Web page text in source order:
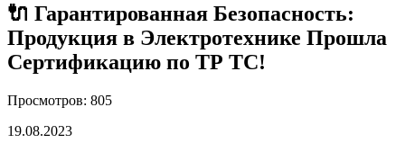
🔌 Гарантированная Безопасность:
Продукция в Электротехнике Прошла
Сертификацию по ТР ТС!
Просмотров: 805
19.08.2023